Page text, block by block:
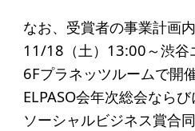
募集要項
給付型奨学金とは
ソーシャルビジネス支
なお、受賞者の事業計画
11/18（土）13:00～渋谷
6Fプラネッツルームで開
ELPASO会年次総会なら
ソーシャルビジネス賞合